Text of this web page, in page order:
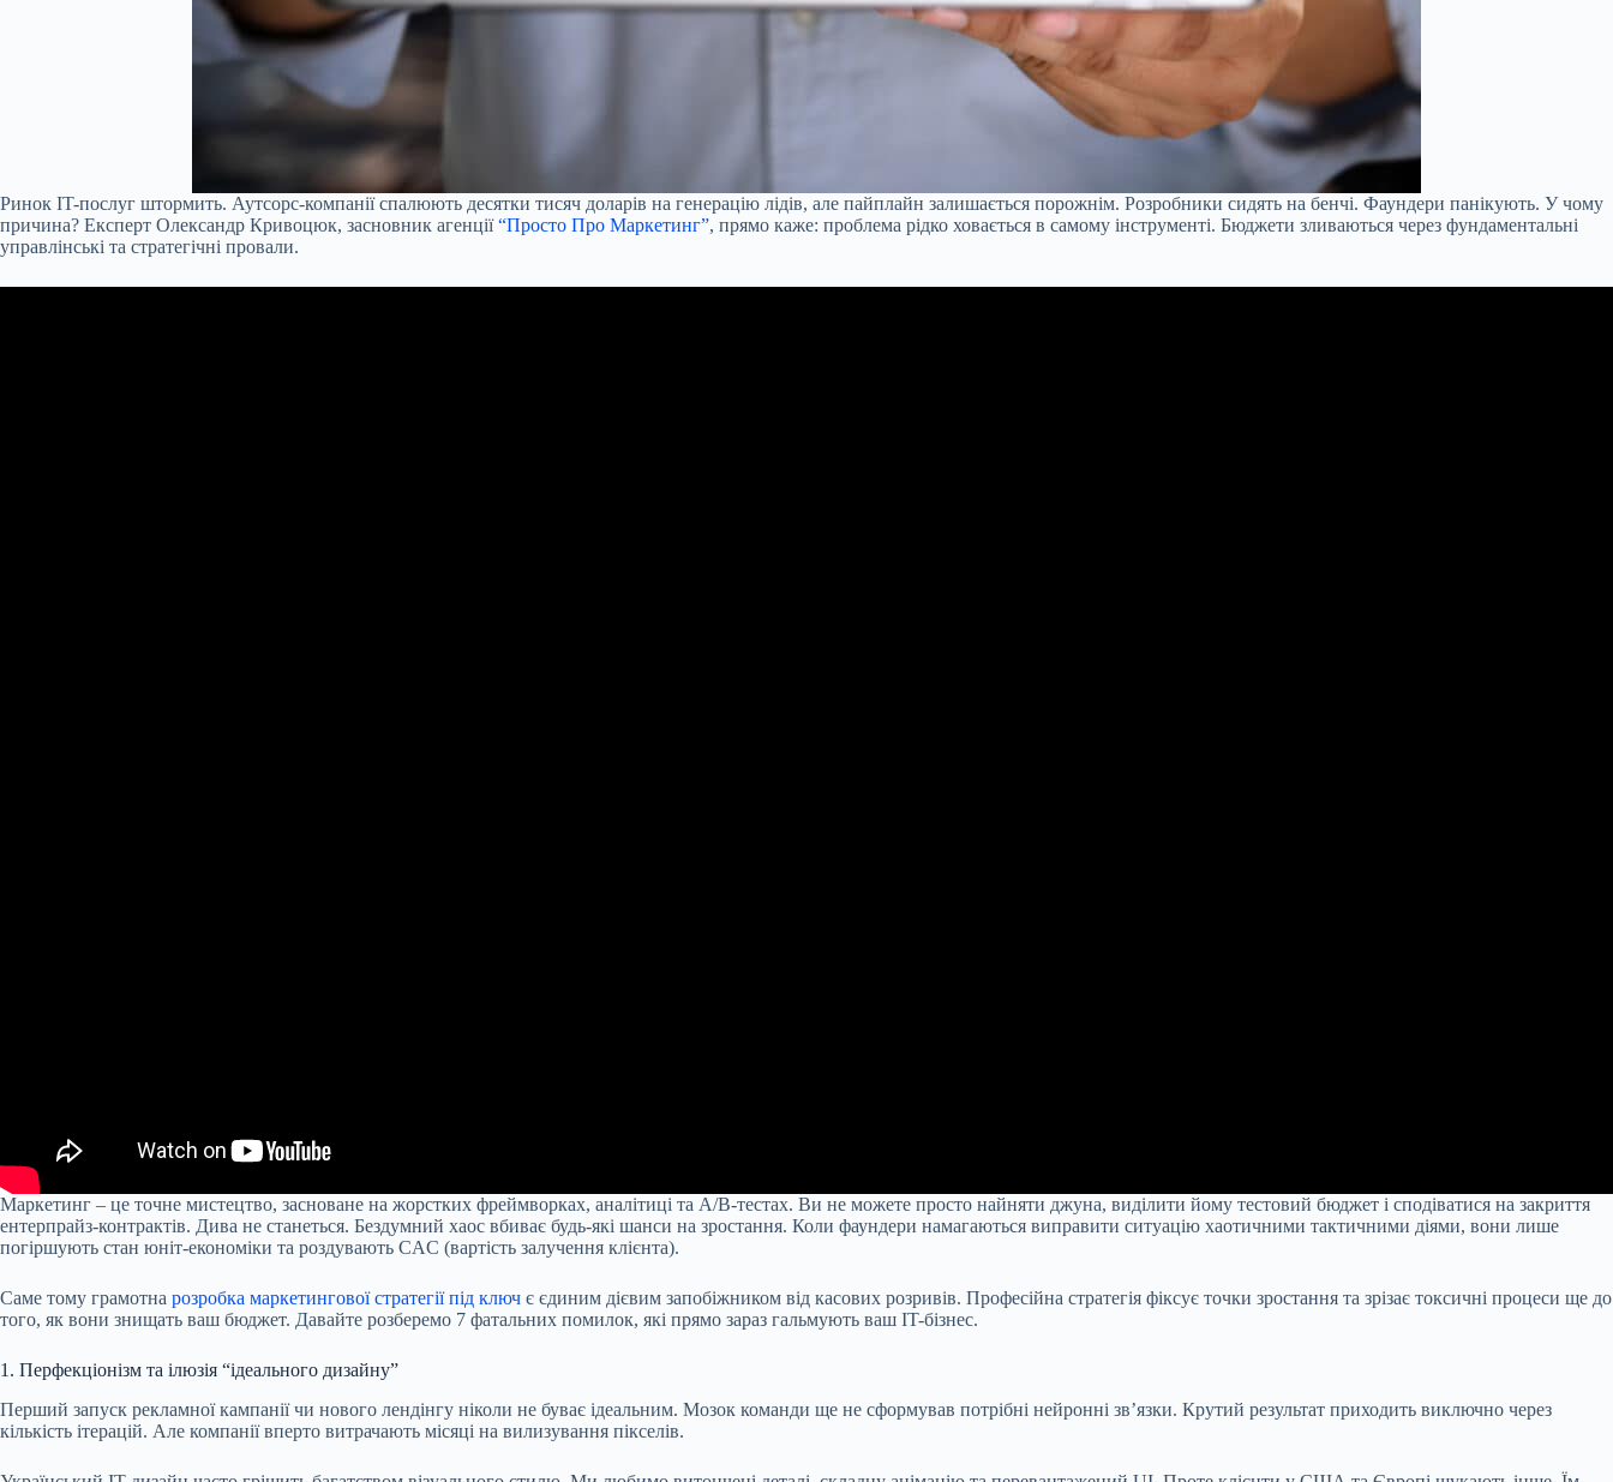
Ринок IT-послуг штормить. Аутсорс-компанії спалюють десятки тисяч доларів на генерацію лідів, але пайплайн залишається порожнім. Розробники сидять на бенчі. Фаундери панікують. У чому
причина? Експерт Олександр Кривоцюк, засновник агенції“Просто Про Маркетинг”, прямо каже: проблема рідко ховається в самому інструменті. Бюджети зливаються через фундаментальні
управлінські та стратегічні провали.
Маркетинг – це точне мистецтво, засноване на жорстких фреймворках, аналітиці та A/B-тестах. Ви не можете просто найняти джуна, виділити йому тестовий бюджет і сподіватися на закриття
ентерпрайз-контрактів. Дива не станеться. Бездумний хаос вбиває будь-які шанси на зростання. Коли фаундери намагаються виправити ситуацію хаотичними тактичними діями, вони лише
погіршують стан юніт-економіки та роздувають CAC (вартість залучення клієнта).
Саме тому грамотна розробка маркетингової стратегії під ключ є єдиним дієвим запобіжником від касових розривів. Професійна стратегія фіксує точки зростання та зрізає токсичні процеси ще до
того, як вони знищать ваш бюджет. Давайте розберемо 7 фатальних помилок, які прямо зараз гальмують ваш IT-бізнес.
1. Перфекціонізм та ілюзія “ідеального дизайну”
Перший запуск рекламної кампанії чи нового лендінгу ніколи не буває ідеальним. Мозок команди ще не сформував потрібні нейронні зв’язки. Крутий результат приходить виключно через
кількість ітерацій. Але компанії вперто витрачають місяці на вилизування пікселів.